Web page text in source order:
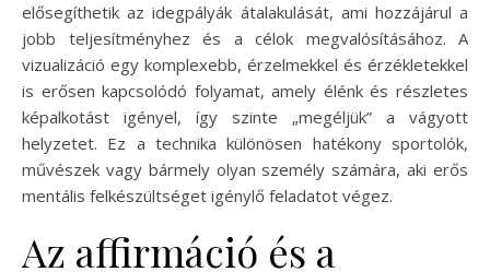
elősegíthetik az idegpályák átalakulását, ami hozzájárul a
jobb teljesítményhez és a célok megvalósításához. A
vizualizáció egy komplexebb, érzelmekkel és érzékletekkel
is erősen kapcsolódó folyamat, amely élénk és részletes
képalkotást igényel, így szinte „megéljük” a vágyott
helyzetet. Ez a technika különösen hatékony sportolók,
művészek vagy bármely olyan személy számára, aki erős
mentális felkészültséget igénylő feladatot végez.
Az affirmáció és a